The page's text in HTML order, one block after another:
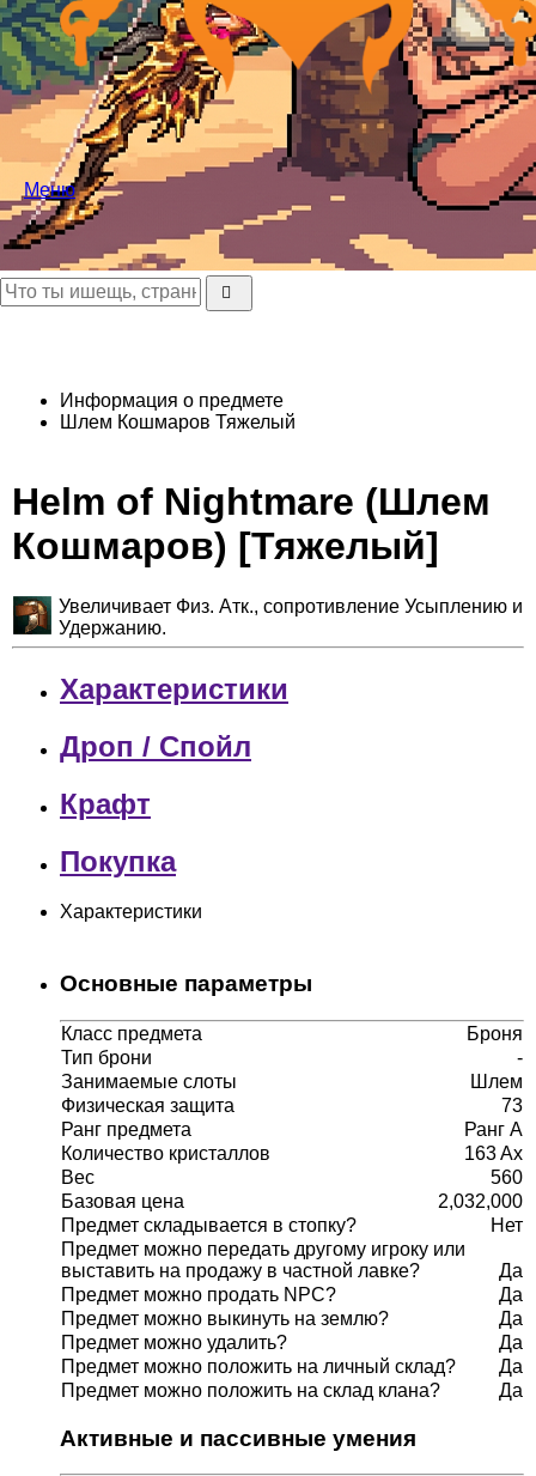
Меню
Информация о предмете
Шлем Кошмаров Тяжелый
Helm of Nightmare (Шлем
Кошмаров) [Тяжелый]
Увеличивает Физ. Атк., сопротивление Усыплению и
Удержанию.
Характеристики
Дроп / Спойл
Крафт
Покупка
Характеристики
Основные параметры
Класс предмета
Броня
Тип брони
-
Занимаемые слоты
Шлем
Физическая защита
73
Ранг предмета
Ранг A
Количество кристаллов
163 Ax
Вес
560
Базовая цена
2,032,000
Предмет складывается в стопку?
Нет
Предмет можно передать другому игроку или
выставить на продажу в частной лавке?
Да
Предмет можно продать NPC?
Да
Предмет можно выкинуть на землю?
Да
Предмет можно удалить?
Да
Предмет можно положить на личный склад?
Да
Предмет можно положить на склад клана?
Да
Активные и пассивные умения